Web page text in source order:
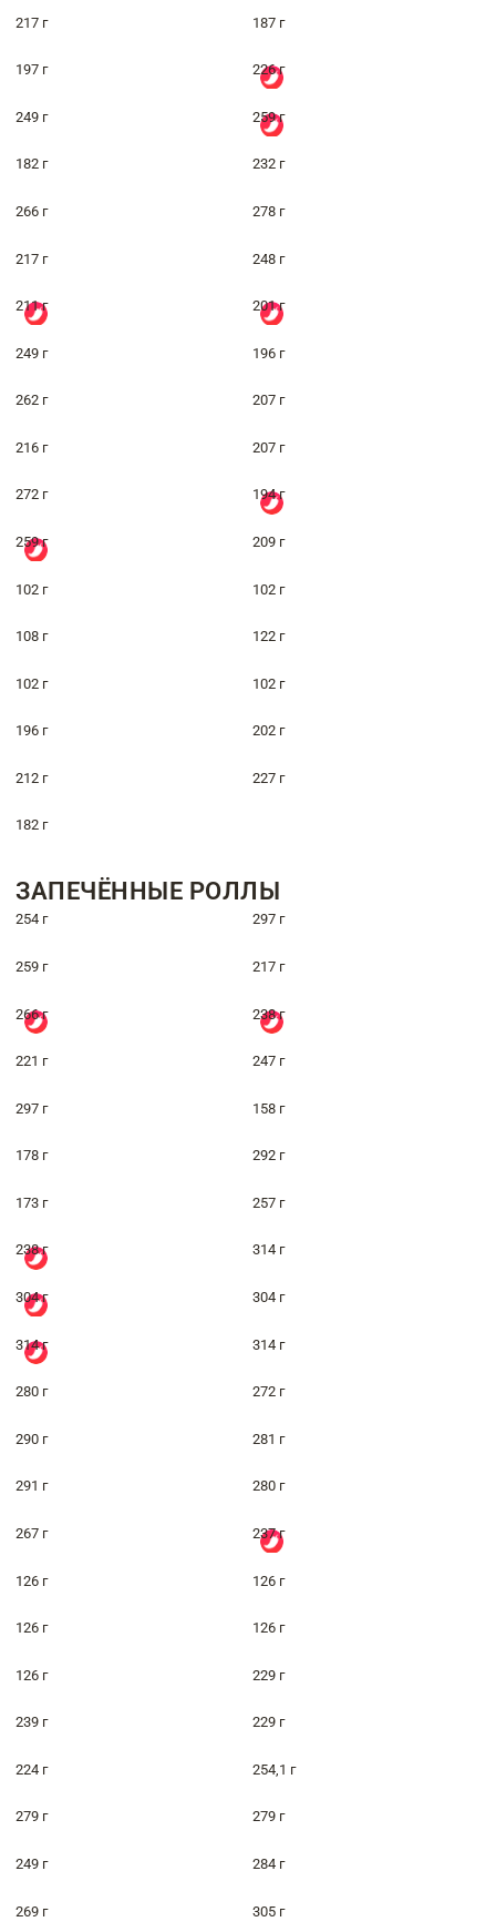
217 г 187 г
197 г 226 г
249 г 259 г
182 г 232 г
266 г 278 г
217 г 248 г
211 г 201 г
249 г 196 г
262 г 207 г
216 г 207 г
272 г 194 г
259 г 209 г
102 г 102 г
108 г 122 г
102 г 102 г
196 г 202 г
212 г 227 г
182 г
ЗАПЕЧЁННЫЕ РОЛЛЫ
254 г 297 г
259 г 217 г
266 г 238 г
221 г 247 г
297 г 158 г
178 г 292 г
173 г 257 г
238 г 314 г
304 г 304 г
314 г 314 г
280 г 272 г
290 г 281 г
291 г 280 г
267 г 237 г
126 г 126 г
126 г 126 г
126 г 229 г
239 г 229 г
224 г 254,1 г
279 г 279 г
249 г 284 г
269 г 305 г